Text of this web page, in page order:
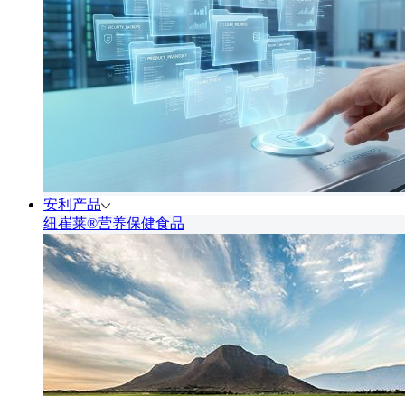
安利产品
纽崔莱®营养保健食品